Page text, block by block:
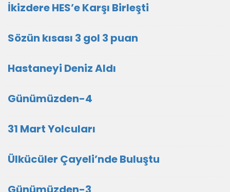
İkizdere HES’e Karşı Birleşti
Sözün kısası 3 gol 3 puan
Hastaneyi Deniz Aldı
Günümüzden-4
31 Mart Yolcuları
Ülkücüler Çayeli’nde Buluştu